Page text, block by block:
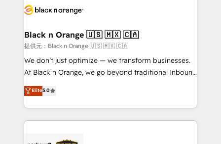
embark on a transformational journey that sets your
business up for long-term success. Unlock your
business. If not now, when?
référencement, votre stratégie digitale et le pilotage
projet HubSpot avec DIGITALISIM : 🧽 Nettoyage,
migration et intégration des bases de données. 🚀
Développement des interfaces avec vos logiciels
métiers ⚙️ Configuration de la plateforme HubSpot
Book Process & Guidelines utilisateurs 🎓
Formations des utilisateurs
Black n Orange 🇺🇸 🇲🇽 🇨🇦
提供元：Black n Orange 🇺🇸 🇲🇽 🇨🇦
We don’t just optimize — we transform businesses.
At Black n Orange, we go beyond traditional Inbound
Marketing with our exclusive methodologies:
BOOMS and BOOST. Together, they form a powerful
combination that has driven success for over 800
businesses worldwide. As Elite HubSpot Partners, we
Elite5.0